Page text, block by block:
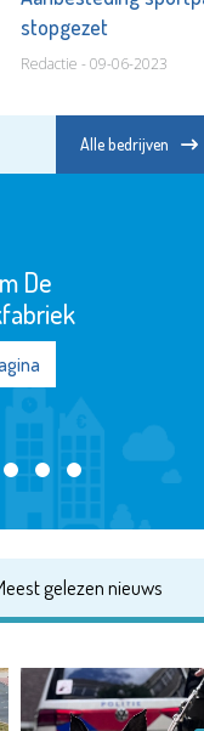
stopgezet
Redactie - 09-06-2023
Alle bedrijven
De
gelezen nieuws